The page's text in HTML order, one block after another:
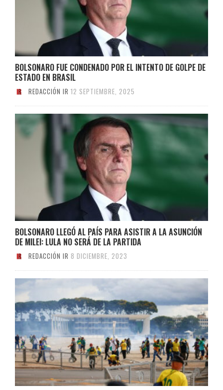
BOLSONARO FUE CONDENADO POR EL INTENTO DE GOLPE DE
ESTADO EN BRASIL
REDACCIÓN IR 12 SEPTIEMBRE, 2025
BOLSONARO LLEGÓ AL PAÍS PARA ASISTIR A LA ASUNCIÓN
DE MILEI: LULA NO SERÁ DE LA PARTIDA
REDACCIÓN IR 8 DICIEMBRE, 2023